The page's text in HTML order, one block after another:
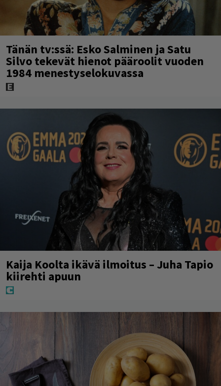
Tänän tv:ssä: Esko Salminen ja Satu
Silvo tekevät hienot pääroolit vuoden
1984 menestyselokuvassa
Kaija Koolta ikävä ilmoitus – Juha Tapio
kiirehti apuun